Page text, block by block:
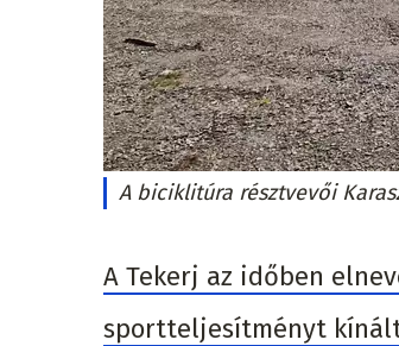
A biciklitúra résztvevői
A Tekerj az időben
sportteljesítményt